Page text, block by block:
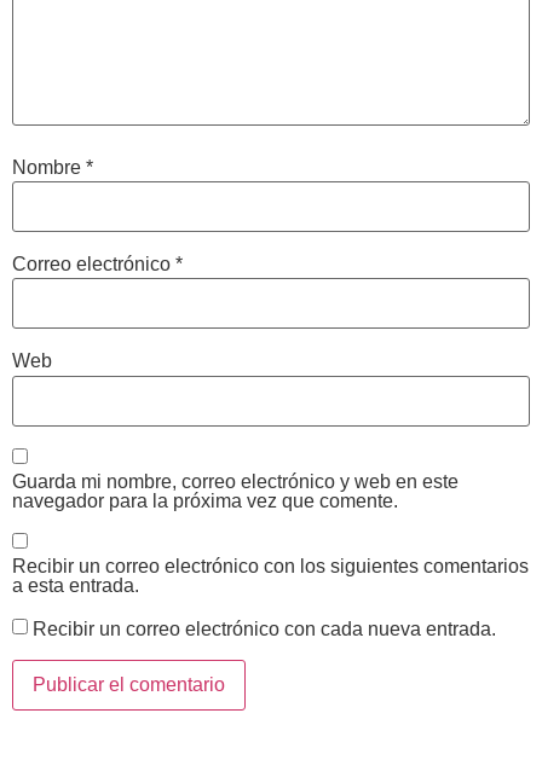
Nombre *
Correo electrónico *
Web
Guarda mi nombre, correo electrónico y web en este
navegador para la próxima vez que comente.
Recibir un correo electrónico con los siguientes comentarios
a esta entrada.
Recibir un correo electrónico con cada nueva entrada.